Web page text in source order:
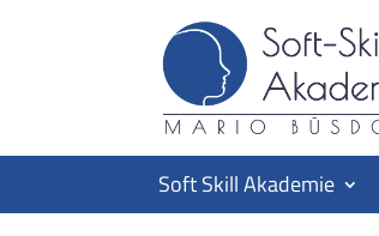
Soft Skill Akademie